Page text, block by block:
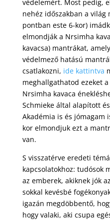
védelemért. Most pedig,
nehéz időszakban a
pontban este 6-kor)
elmondják a Nrsimha
kavacsa) mantrákat,
védelmező hatású
csatlakozni, ide kattintva
meghallgathatod ezeket
Nrsimha kavaca
Schmieke által alapított
Akadémia is és jómagam
kor elmondjuk ezt a
van.
S visszatérve eredeti
kapcsolatokhoz: tudósok
az emberek, akiknek jók
sokkal kevésbé
igazán megdöbbentő,
hogy valaki, aki csupa